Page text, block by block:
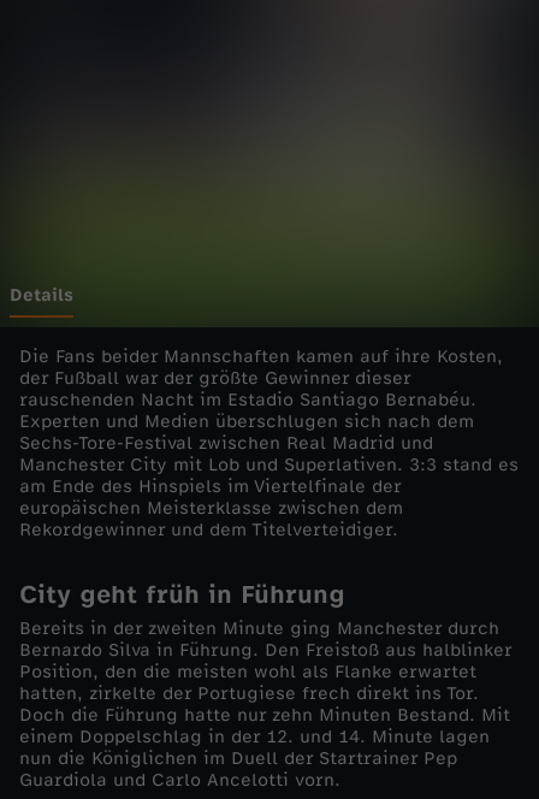
g
u
e
-
2
0
2
3
/
Details
Die Fans beider Mannschaften kamen auf ihre Kosten,
der Fußball war der größte Gewinner dieser
rauschenden Nacht im Estadio Santiago Bernabéu.
Experten und Medien überschlugen sich nach dem
Sechs-Tore-Festival zwischen Real Madrid und
Manchester City mit Lob und Superlativen. 3:3 stand es
am Ende des Hinspiels im Viertelfinale der
europäischen Meisterklasse zwischen dem
Rekordgewinner und dem Titelverteidiger.
City geht früh in Führung
Bereits in der zweiten Minute ging Manchester durch
Bernardo Silva in Führung. Den Freistoß aus halblinker
Position, den die meisten wohl als Flanke erwartet
hatten, zirkelte der Portugiese frech direkt ins Tor.
Doch die Führung hatte nur zehn Minuten Bestand. Mit
einem Doppelschlag in der 12. und 14. Minute lagen
nun die Königlichen im Duell der Startrainer Pep
Guardiola und Carlo Ancelotti vorn.